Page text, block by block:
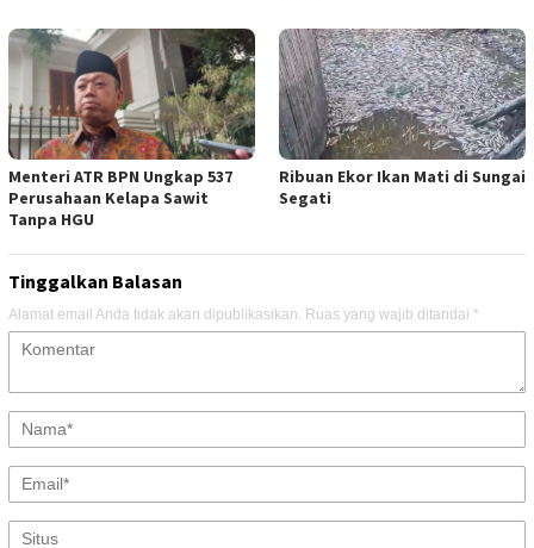
Menteri ATR BPN Ungkap 537
Perusahaan Kelapa Sawit
Tanpa HGU
Ribuan Ekor Ikan Mati di Sungai
Segati
Tinggalkan Balasan
Alamat email Anda tidak akan dipublikasikan. Ruas yang wajib ditandai *